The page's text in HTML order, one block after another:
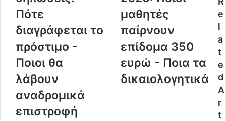
Πότε
διαγράφεται το
πρόστιμο -
Ποιοι θα
λάβουν
αναδρομικά
επιστροφή
μαθητές
παίρνουν
επίδομα 350
ευρώ - Ποια τα
δικαιολογητικά
e
l
a
t
e
d
A
r
t